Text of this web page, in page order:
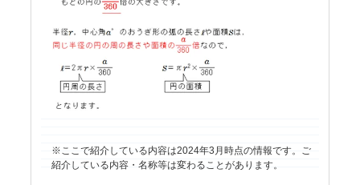
ここで紹介している内容は2024年3月時点の情報です。ご
紹介している内容・名称等は変わることがあります。